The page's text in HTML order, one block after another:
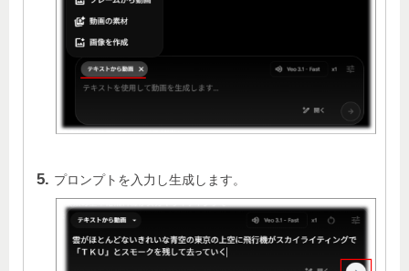
プロンプトを入力し生成します。